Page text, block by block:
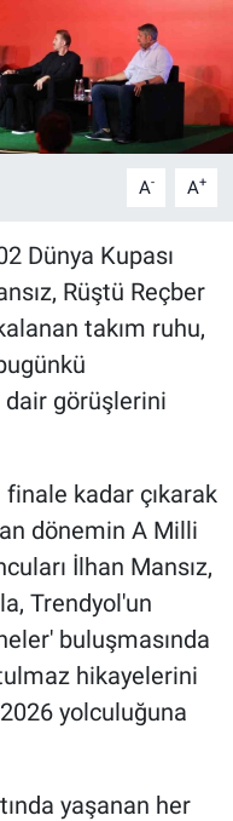
A- A+
Dünya Kupası
Rüştü Reçber
takım ruhu,
görüşlerini
finale kadar çıkarak
dönemin A Milli
İlhan Mansız,
Trendyol'un
buluşmasında
hikayelerini
yolculuğuna
yaşanan her